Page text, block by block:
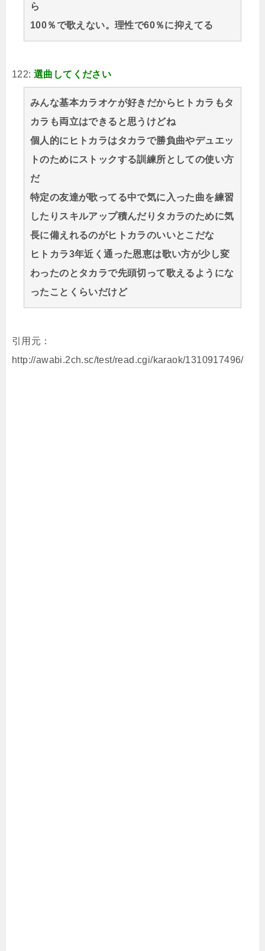
ら
100％で歌えない。理性で60％に抑えてる
122: 選曲してください
みんな基本カラオケが好きだからヒトカラもタ
カラも両立はできると思うけどね
個人的にヒトカラはタカラで勝負曲やデュエッ
トのためにストックする訓練所としての使い方
だ
特定の友達が歌ってる中で気に入った曲を練習
したりスキルアップ積んだりタカラのために気
長に備えれるのがヒトカラのいいとこだな
ヒトカラ3年近く通った恩恵は歌い方が少し変
わったのとタカラで先頭切って歌えるようにな
ったことくらいだけど
引用元：
http://awabi.2ch.sc/test/read.cgi/karaok/1310917496/